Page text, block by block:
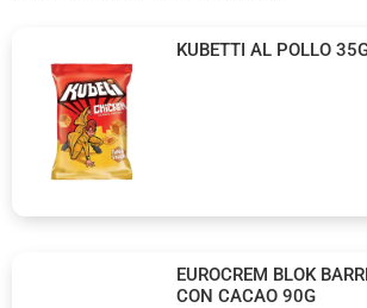
KUBETTI AL POLLO
EUROCREM BLOK
CON CACAO 90G